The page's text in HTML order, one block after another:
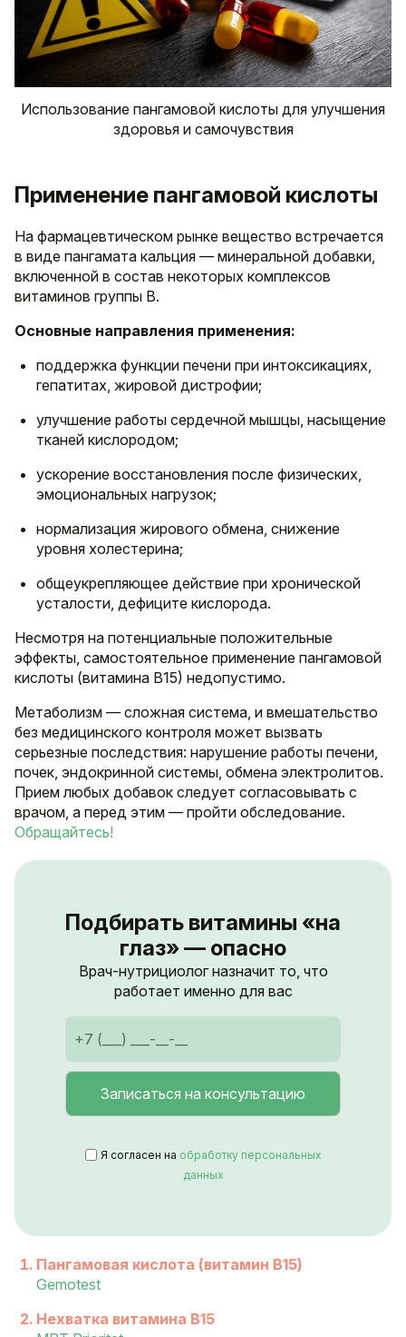
Использование пангамовой кислоты для улучшения
здоровья и самочувствия
Применение пангамовой кислоты
На фармацевтическом рынке вещество встречается
в виде пангамата кальция — минеральной добавки,
включенной в состав некоторых комплексов
витаминов группы B.
Основные направления применения:
поддержка функции печени при интоксикациях,
гепатитах, жировой дистрофии;
улучшение работы сердечной мышцы, насыщение
тканей кислородом;
ускорение восстановления после физических,
эмоциональных нагрузок;
нормализация жирового обмена, снижение
уровня холестерина;
общеукрепляющее действие при хронической
усталости, дефиците кислорода.
Несмотря на потенциальные положительные
эффекты, самостоятельное применение пангамовой
кислоты (витамина В15) недопустимо.
Метаболизм — сложная система, и вмешательство
без медицинского контроля может вызвать
серьезные последствия: нарушение работы печени,
почек, эндокринной системы, обмена электролитов.
Прием любых добавок следует согласовывать с
врачом, а перед этим — пройти обследование.
Обращайтесь!
Подбирать витамины «на
глаз» — опасно
Врач-нутрициолог назначит то, что
работает именно для вас
Я согласен на обработку персональных
данных
Пангамовая кислота (витамин B15)
Gemotest
Нехватка витамина B15